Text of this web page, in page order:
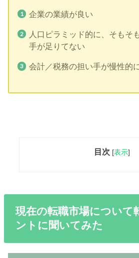
企業の業績が良い
人口ピラミッド的に、そもそ
手が足りてない
会計／税務の担い手が慢性的
目次 [表示]
現在の転職市場について
ントに聞いてみた